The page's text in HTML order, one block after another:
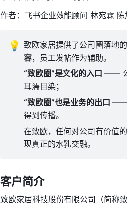
作者：飞书企业效能顾问 林宛霖 陈
💡 致欧家居提供了公司圈落地
容，员工发帖作为辅助。
“致欧圈”是文化的入口 —— 公
耳濡目染；
“致欧圈”也是业务的出口 ——
得到传播。
在致欧，任何对公司有价值
现真正的水乳交融。
客户简介
致欧家居科技股份有限公司（简称